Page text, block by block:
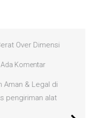
Over Dimensi
Komentar
Aman & Legal di
pengiriman alat